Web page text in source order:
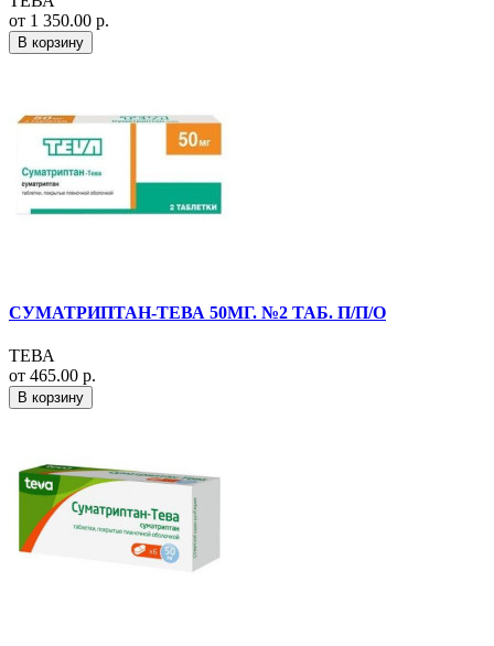
от 1 350.00 р.
В корзину
СУМАТРИПТАН-ТЕВА 50МГ. №2 ТАБ. П/П/О
ТЕВА
от 465.00 р.
В корзину